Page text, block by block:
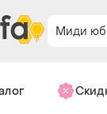
Миди